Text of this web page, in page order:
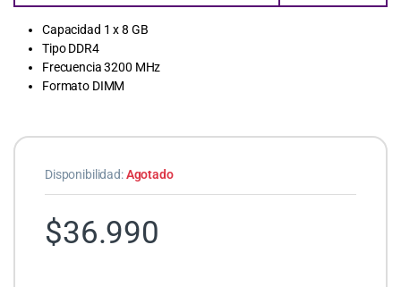
Capacidad 1 x 8 GB
Tipo DDR4
Frecuencia 3200 MHz
Formato DIMM
Disponibilidad:Agotado
$36.990